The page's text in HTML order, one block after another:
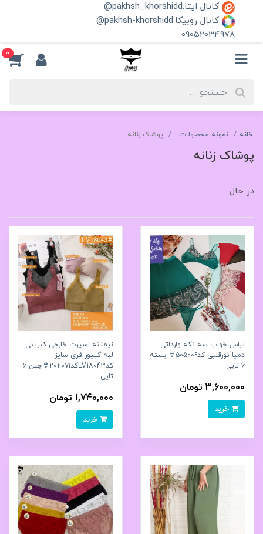
کانال ایتا:pakhsh_khorshidd@
کانال روبیکا:pakhsh-khorshidd@
09052034978
0
خانه نمونه محصولات پوشاک زنانه
پوشاک زنانه
در حال
لباس خواب سه تکه وارداتی
دمپا تورقلبی کد۵۰۵۰۰۹👙 بسته
6 تایی
3,600,000 تومان
نیمتنه اسپرت خارجی کبریتی
لبه گیپور فری سایز
کدLV18043کد۲۰۲۰۷۱👙جین ۶
تایی
1,740,000 تومان